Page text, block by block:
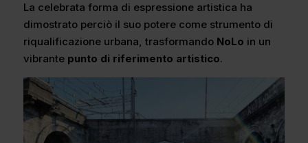
La celebrata forma di espressione artistica ha
dimostrato perciò il suo potere come strumento di
riqualificazione urbana, trasformando NoLo in un
vibrante punto di riferimento artistico.